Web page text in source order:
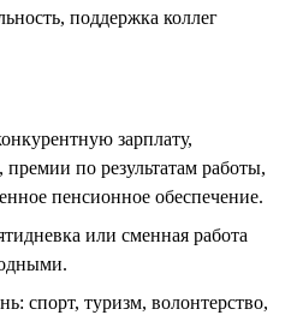
поддержка коллег
зарплату,
по результатам работы,
пенсионное обеспечение.
или сменная работа
спорт, туризм, волонтерство,